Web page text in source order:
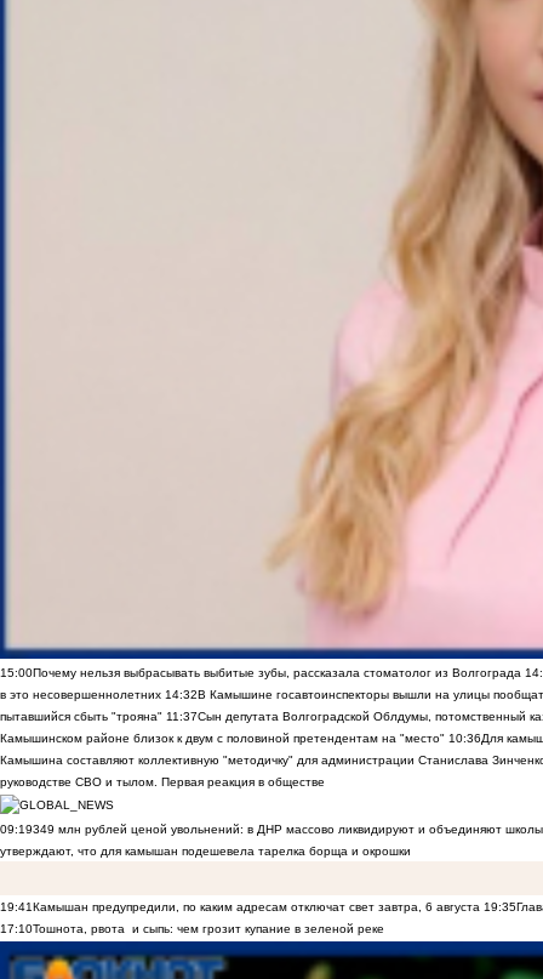
15:00Почему нельзя выбрасывать выбитые зубы, рассказала стоматолог из Волгограда
в это несовершеннолетних 14:32В Камышине госавтоинспекторы вышли на улицы
пытавшийся сбыть "трояна" 11:37Сын депутата Волгоградской Облдумы, потомственный
Камышинском районе близок к двум с половиной претендентам на "место" 10:36Для
Камышина составляют коллективную "методичку" для администрации Станислава
руководстве СВО и тылом. Первая реакция в обществе
09:19349 млн рублей ценой увольнений: в ДНР массово ликвидируют и объединяют
утверждают, что для камышан подешевела тарелка борща и окрошки
19:41Камышан предупредили, по каким адресам отключат свет завтра, 6 августа 19:35
17:10Тошнота, рвота и сыпь: чем грозит купание в зеленой реке